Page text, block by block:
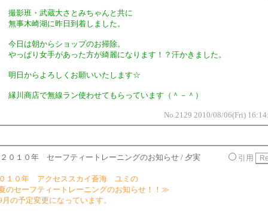
撮影班・武蔵大さとみちゃんと共に
無事木崎湖に昨日到着しました。
今日は朝からショップのお掃除。
やっぱり女手があった方が綺麗になります！？汗かきました。
明日からよろしくお願いいたします☆
縁川商店で無線ラン使わせてもらっています（＾－＾）
No.2129 2010/08/06(Fri)
２０１０年 セーフティートレーニングのお知らせ / 夕実 引用
１０年 アクセススカイ蒼海 ユミの
のセーフティートレーニングのお知らせ！！≫
の予定変更になっています。